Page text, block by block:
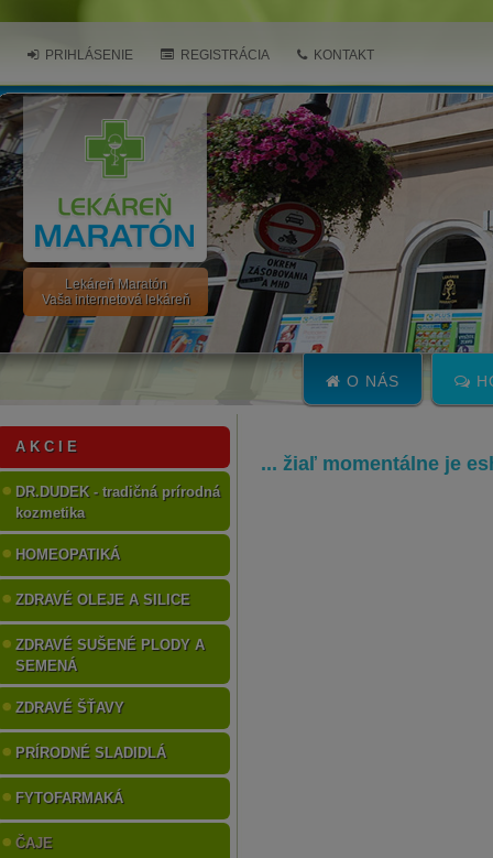
Lekáreň Maratón
Vaša internetová lekáreň
PRIHLÁSENIE REGISTRÁCIA KONTAKT
O NÁS
A K C I E
DR.DUDEK - tradičná prírodná
kozmetika
HOMEOPATIKÁ
ZDRAVÉ OLEJE A SILICE
ZDRAVÉ SUŠENÉ PLODY A
SEMENÁ
ZDRAVÉ ŠŤAVY
PRÍRODNÉ SLADIDLÁ
FYTOFARMAKÁ
ČAJE
... žiaľ momentálne je